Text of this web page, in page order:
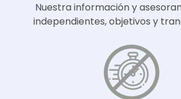
Nuestra información y
independientes, objetivos y